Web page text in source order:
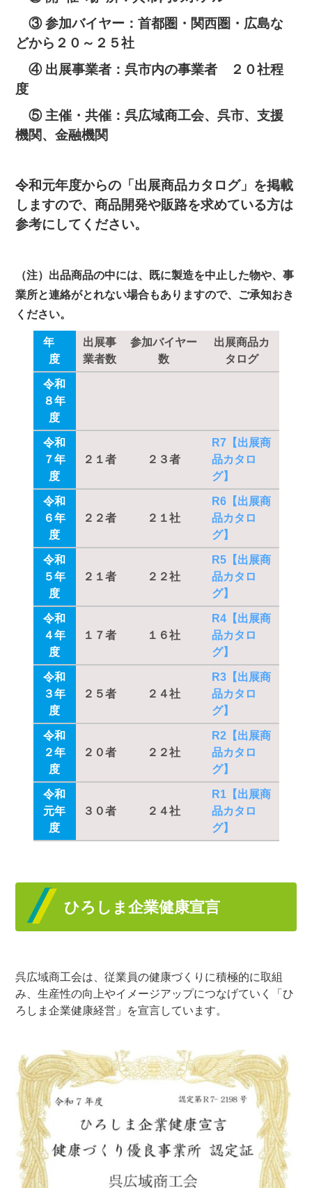
③ 参加バイヤー：首都圏・関西圏・広島な
どから２０～２５社
④ 出展事業者：呉市内の事業者 ２０社程
度
⑤ 主催・共催：呉広域商工会、呉市、支援
機関、金融機関
令和元年度からの「出展商品カタログ」を掲載
しますので、商品開発や販路を求めている方は
参考にしてください。
（注）出品商品の中には、既に製造を中止した物や、事
業所と連絡がとれない場合もありますので、ご承知おき
ください。
年
度
出展事
業者数
参加バイヤー
数
出展商品カ
タログ
令和
８年
度
令和
７年
度
２１者 ２３者
R7【出展商
品カタロ
グ】
令和
６年
度
２２者 ２１社
R6【出展商
品カタロ
グ】
令和
５年
度
２１者 ２２社
R5【出展商
品カタロ
グ】
令和
４年
度
１７者 １６社
R4【出展商
品カタロ
グ】
令和
３年
度
２５者 ２４社
R3【出展商
品カタロ
グ】
令和
２年
度
２０者 ２２社
R2【出展商
品カタロ
グ】
令和
元年
度
３０者 ２４社
R1【出展商
品カタロ
グ】
ひろしま企業健康宣言
呉広域商工会は、従業員の健康づくりに積極的に取組
み、生産性の向上やイメージアップにつなげていく「ひ
ろしま企業健康経営」を宣言しています。